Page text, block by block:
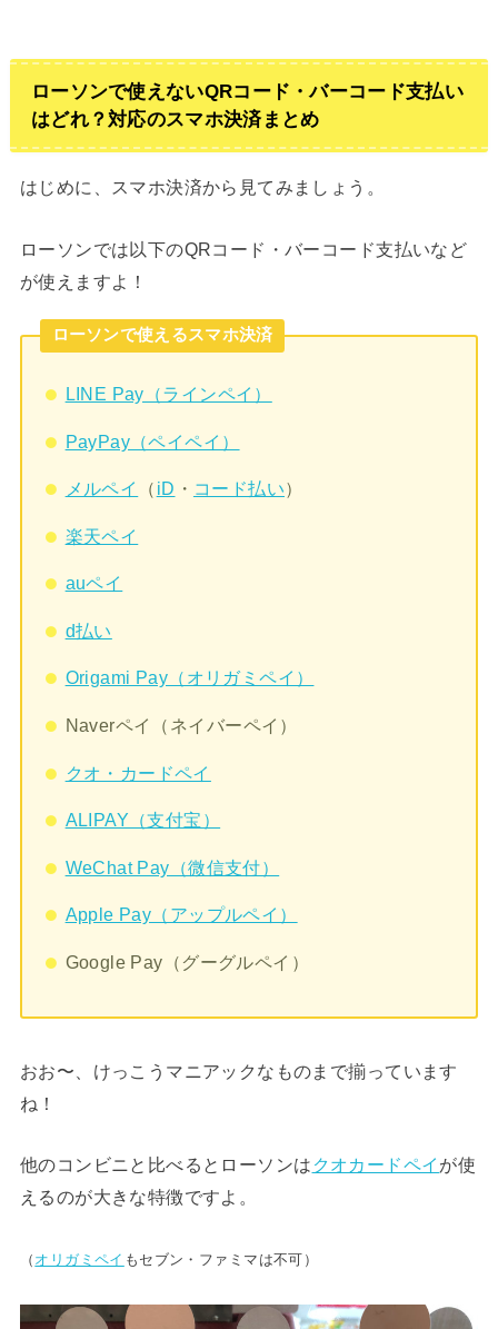
ローソンで使えないQRコード・バーコード支払い
はどれ？対応のスマホ決済まとめ
はじめに、スマホ決済から見てみましょう。
ローソンでは以下のQRコード・バーコード支払いなど
が使えますよ！
ローソンで使えるスマホ決済
LINE Pay（ラインペイ）
PayPay（ペイペイ）
メルペイ （ iD ・ コード払い）
楽天ペイ
auペイ
d払い
Origami Pay（オリガミペイ）
Naverペイ（ネイバーペイ）
クオ・カードペイ
ALIPAY（支付宝）
WeChat Pay（微信支付）
Apple Pay（アップルペイ）
Google Pay（グーグルペイ）
おお〜、けっこうマニアックなものまで揃っています
ね！
他のコンビニと比べるとローソンは クオカードペイ が使
えるのが大きな特徴ですよ。
（ オリガミペイ もセブン・ファミマは不可）